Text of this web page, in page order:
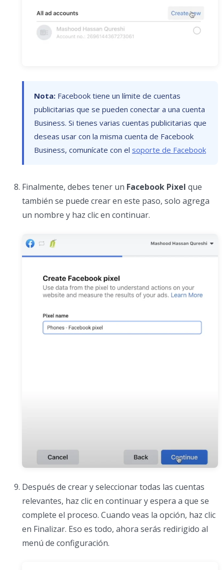
Nota: Facebook tiene un límite de cuentas
publicitarias que se pueden conectar a una cuenta
Business. Si tienes varias cuentas publicitarias que
deseas usar con la misma cuenta de Facebook
Business, comunícate con el soporte de Facebook
Finalmente, debes tener un Facebook Pixel que
también se puede crear en este paso, solo agrega
un nombre y haz clic en continuar.
Después de crear y seleccionar todas las cuentas
relevantes, haz clic en continuar y espera a que se
complete el proceso. Cuando veas la opción, haz clic
en Finalizar. Eso es todo, ahora serás redirigido al
menú de configuración.